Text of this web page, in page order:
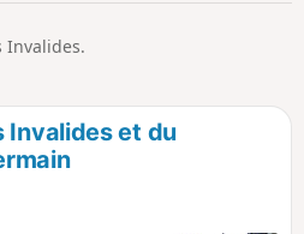
Invalides.
Invalides et du